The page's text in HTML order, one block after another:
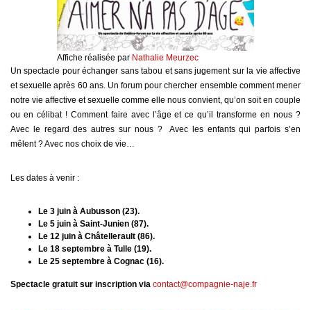
Affiche réalisée par Nathalie Meurzec
Un spectacle pour échanger sans tabou et sans jugement sur la vie affective
et sexuelle après 60 ans. Un forum pour chercher ensemble comment mener
notre vie affective et sexuelle comme elle nous convient, qu’on soit en couple
ou en célibat ! Comment faire avec l’âge et ce qu’il transforme en nous ?
Avec le regard des autres sur nous ? Avec les enfants qui parfois s’en
mêlent ? Avec nos choix de vie…
Les dates à venir :
Le 3 juin à Aubusson (23).
Le 5 juin à Saint-Junien (87).
Le 12 juin à Châtellerault (86).
Le 18 septembre à Tulle (19).
Le 25 septembre à Cognac (16).
Spectacle gratuit sur inscription via contact@compagnie-naje.fr